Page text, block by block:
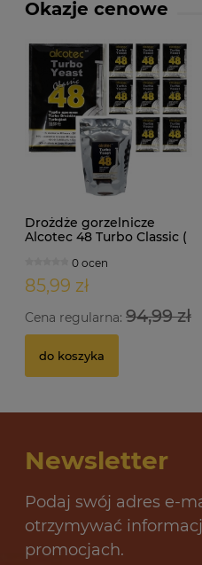
Okazje cenowe
Drożdże gorzelnicze
Alcotec 48 Turbo Classic (
0 ocen
85,99 zł
Cena regularna: 94,99 zł
do koszyka
Newsletter
Podaj swój adres e-
otrzymywać
promocjach.